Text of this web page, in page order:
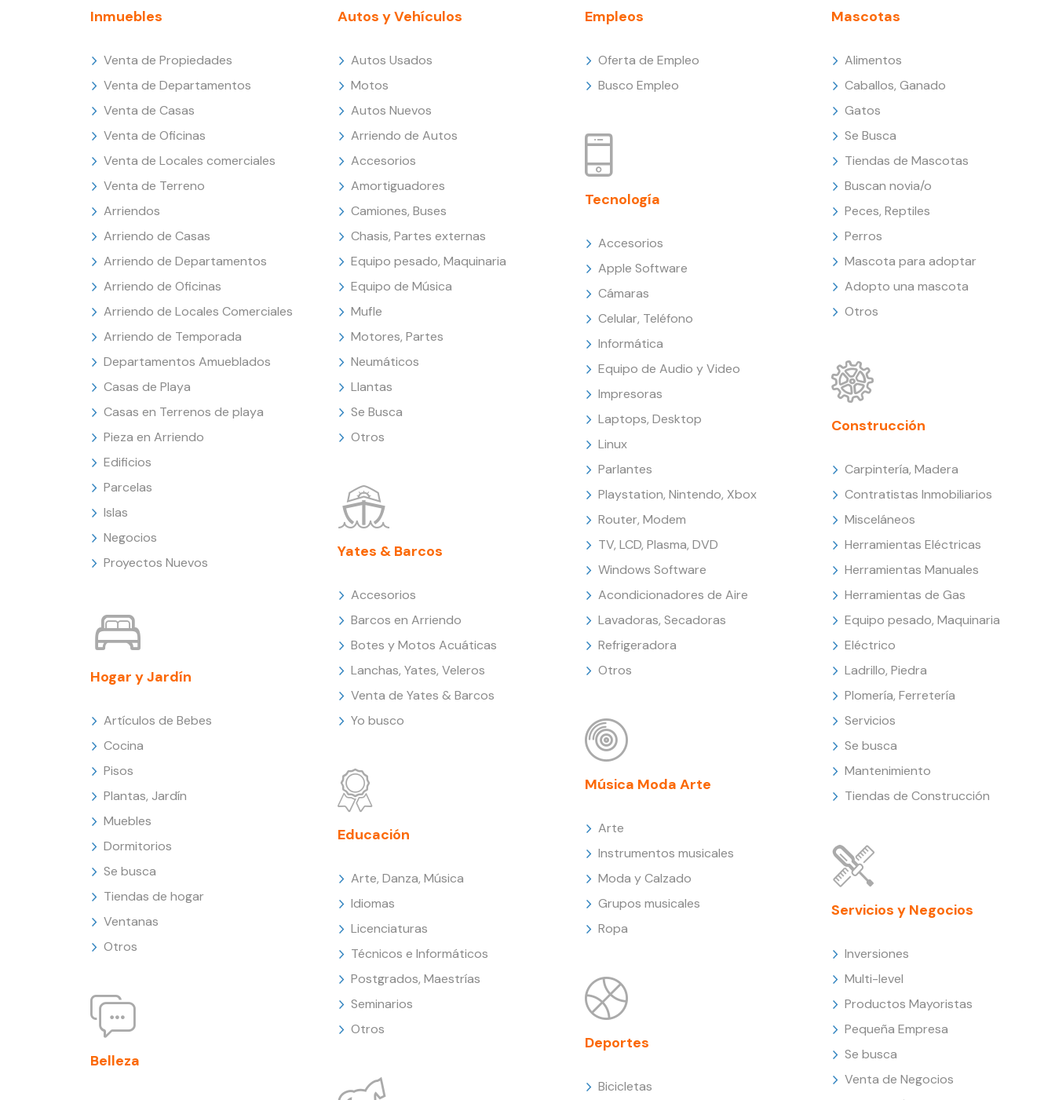
Inmuebles
Venta de Propiedades
Venta de Departamentos
Venta de Casas
Venta de Oficinas
Venta de Locales comerciales
Venta de Terreno
Arriendos
Arriendo de Casas
Arriendo de Departamentos
Arriendo de Oficinas
Arriendo de Locales Comerciales
Arriendo de Temporada
Departamentos Amueblados
Casas de Playa
Casas en Terrenos de playa
Pieza en Arriendo
Edificios
Parcelas
Islas
Negocios
Proyectos Nuevos
Hogar y Jardín
Artículos de Bebes
Cocina
Pisos
Plantas, Jardín
Muebles
Dormitorios
Se busca
Tiendas de hogar
Ventanas
Otros
Belleza
Autos y Vehículos
Autos Usados
Motos
Autos Nuevos
Arriendo de Autos
Accesorios
Amortiguadores
Camiones, Buses
Chasis, Partes externas
Equipo pesado, Maquinaria
Equipo de Música
Mufle
Motores, Partes
Neumáticos
Llantas
Se Busca
Otros
Yates & Barcos
Accesorios
Barcos en Arriendo
Botes y Motos Acuáticas
Lanchas, Yates, Veleros
Venta de Yates & Barcos
Yo busco
Educación
Arte, Danza, Música
Idiomas
Licenciaturas
Técnicos e Informáticos
Postgrados, Maestrías
Seminarios
Otros
Empleos
Oferta de Empleo
Busco Empleo
Tecnología
Accesorios
Apple Software
Cámaras
Celular, Teléfono
Informática
Equipo de Audio y Video
Impresoras
Laptops, Desktop
Linux
Parlantes
Playstation, Nintendo, Xbox
Router, Modem
TV, LCD, Plasma, DVD
Windows Software
Acondicionadores de Aire
Lavadoras, Secadoras
Refrigeradora
Otros
Música Moda Arte
Arte
Instrumentos musicales
Moda y Calzado
Grupos musicales
Ropa
Deportes
Bicicletas
Mascotas
Alimentos
Caballos, Ganado
Gatos
Se Busca
Tiendas de Mascotas
Buscan novia/o
Peces, Reptiles
Perros
Mascota para adoptar
Adopto una mascota
Otros
Construcción
Carpintería, Madera
Contratistas Inmobiliarios
Misceláneos
Herramientas Eléctricas
Herramientas Manuales
Herramientas de Gas
Equipo pesado, Maquinaria
Eléctrico
Ladrillo, Piedra
Plomería, Ferretería
Servicios
Se busca
Mantenimiento
Tiendas de Construcción
Servicios y Negocios
Inversiones
Multi-level
Productos Mayoristas
Pequeña Empresa
Se busca
Venta de Negocios